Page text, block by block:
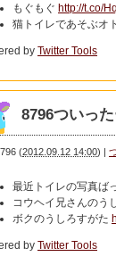
もぐもぐ http://t.co/
猫トイレであそぶオ
by Twitter Tools
8796ついっ
(2012.09.12 14:00) |
最近トイレの写真ば
コウヘイ兄さんのう
ボクのうしろすがた
by Twitter Tools